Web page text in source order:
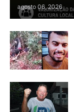
agosto 06, 2026